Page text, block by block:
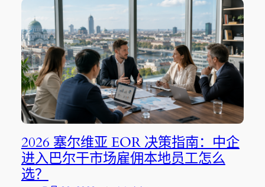
2026 塞尔维亚 EOR 决策指南：中企
进入巴尔干市场雇佣本地员工怎么
选？